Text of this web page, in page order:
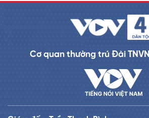
Cơ quan thường trú Đài